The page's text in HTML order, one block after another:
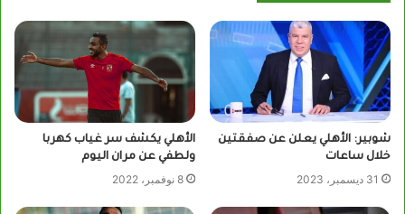
شوبير: الأهلي يعلن عن صفقتين
خلال ساعات
31 ديسمبر، 2023
الأهلي يكشف سر غياب كهربا
ولطفي عن مران اليوم
8 نوفمبر، 2022